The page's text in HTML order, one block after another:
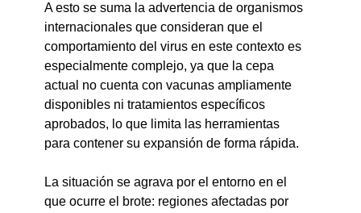
A esto se suma la advertencia de organismos
internacionales que consideran que el
comportamiento del virus en este contexto es
especialmente complejo, ya que la cepa
actual no cuenta con vacunas ampliamente
disponibles ni tratamientos específicos
aprobados, lo que limita las herramientas
para contener su expansión de forma rápida.
La situación se agrava por el entorno en el
que ocurre el brote: regiones afectadas por